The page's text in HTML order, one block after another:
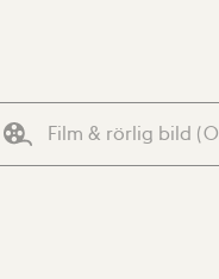
Film & rörlig bild (0